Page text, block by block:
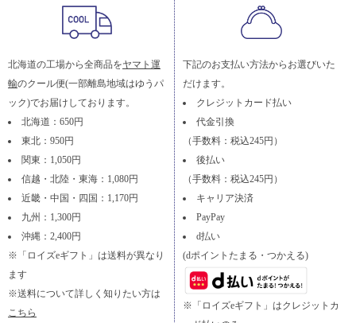
北海道の工場から全商品をヤマト運
輸のクール便(一部離島地域はゆうパ
ック)でお届けしております。
北海道：650円
東北：950円
関東：1,050円
信越・北陸・東海：1,080円
近畿・中国・四国：1,170円
九州：1,300円
沖縄：2,400円
※「ロイズeギフト」は送料が異なり
ます
※送料について詳しく知りたい方は
こちら
下記のお支払い方法からお選びいた
だけます。
クレジットカード払い
代金引換
（手数料：税込245円）
後払い
（手数料：税込245円）
キャリア決済
PayPay
d払い
(dポイントたまる・つかえる)
※「ロイズeギフト」はクレジットカ